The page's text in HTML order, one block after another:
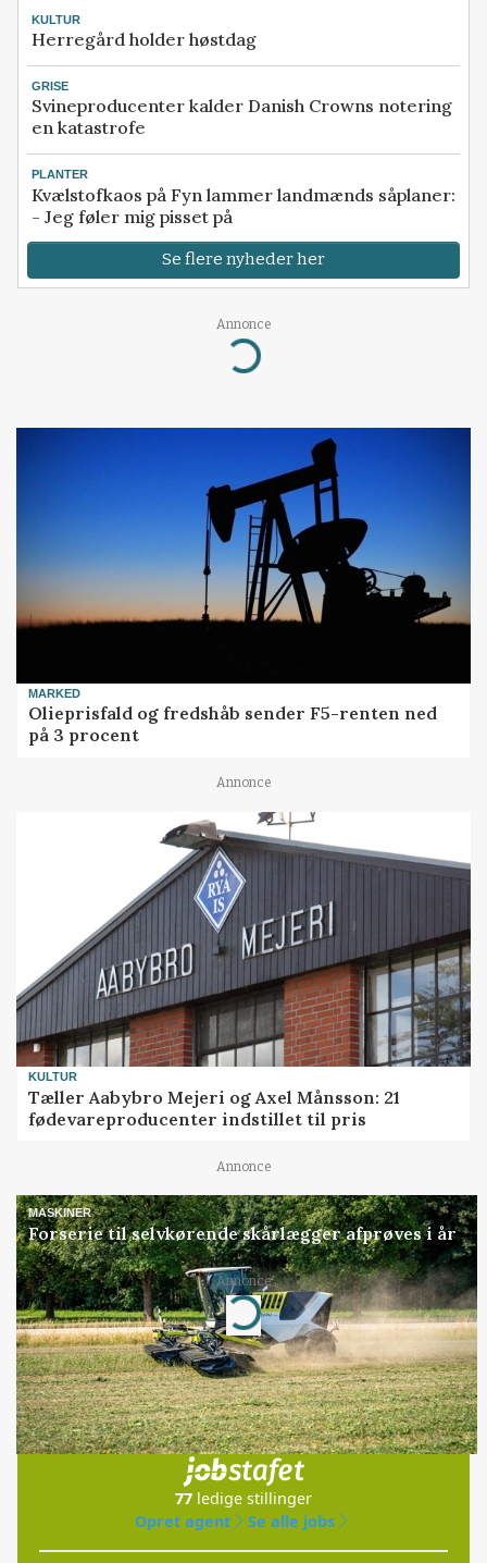
KULTUR
Herregård holder høstdag
GRISE
Svineproducenter kalder Danish Crowns notering
en katastrofe
PLANTER
Kvælstofkaos på Fyn lammer landmænds såplaner:
- Jeg føler mig pisset på
Se flere nyheder her
Annonce
Loading...
MARKED
Olieprisfald og fredshåb sender F5-renten ned
på 3 procent
Annonce
KULTUR
Tæller Aabybro Mejeri og Axel Månsson: 21
fødevareproducenter indstillet til pris
Annonce
MASKINER
Forserie til selvkørende skårlægger afprøves i år
Annonce
Loading...
Jobs
i samarbejde med
77 ledige stillinger
Opret agent
Se alle jobs